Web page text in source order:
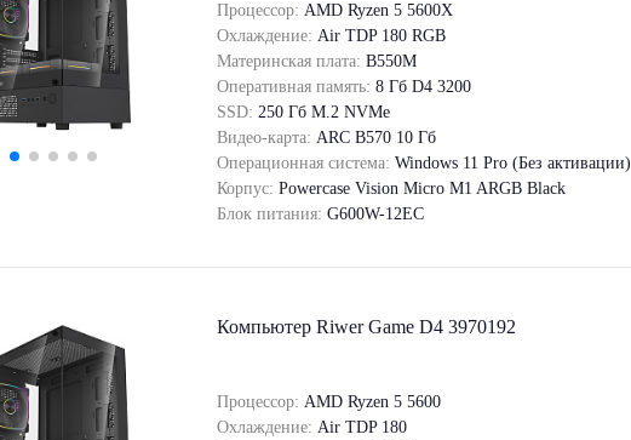
Процессор: AMD Ryzen 5 5600X
Охлаждение: Air TDP 180 RGB
Материнская плата: B550M
Оперативная память: 8 Гб D4 3200
SSD: 250 Гб M.2 NVMe
Видео-карта: ARC B570 10 Гб
Операционная система: Windows 11 Pro (Без активации)
Корпус: Powercase Vision Micro M1 ARGB Black
Блок питания: G600W-12EC
Компьютер Riwer Game D4 3970192
Процессор: AMD Ryzen 5 5600
Охлаждение: Air TDP 180